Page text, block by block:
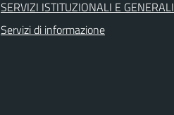
SERVIZI ISTITUZIONALI E GENERALI
Servizi di informazione